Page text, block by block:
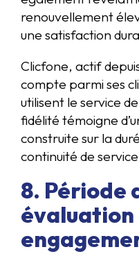
renouvellement
une satisfaction
Clicfone, actif
compte parmi ses
utilisent le service
fidélité témoigne
construite sur la
continuité de
8. Période